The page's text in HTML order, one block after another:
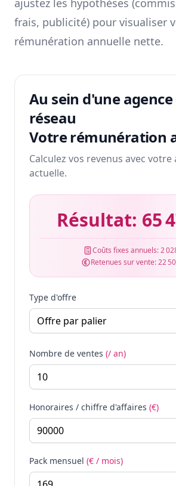
ajustez les hypothèses
frais, publicité) pour visualiser
rémunération annuelle nette.
Au sein d'une
réseau
Votre rémunération
Calculez vos revenus avec
actuelle.
Résultat: 65
Coûts fixes annuels:2
Retenues sur vente:22
Type d'offre
Nombre de ventes (/ an)
Honoraires / chiffre d'affaires (€)
Pack mensuel (€ / mois)